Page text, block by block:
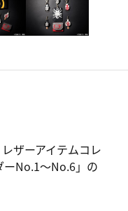
ザーアイテムコレ
ーNo.1～No.6」の